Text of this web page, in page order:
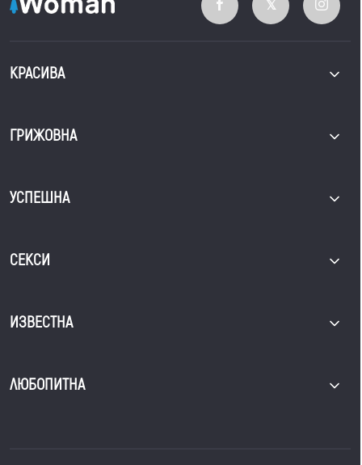
КРАСИВА
ГРИЖОВНА
УСПЕШНА
СЕКСИ
ИЗВЕСТНА
ЛЮБОПИТНА